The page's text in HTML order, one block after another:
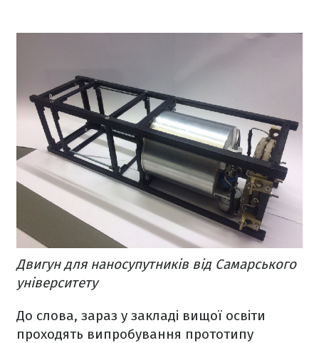
Двигун для наносупутників від Самарського
університету
До слова, зараз у закладі вищої освіти
проходять випробування прототипу